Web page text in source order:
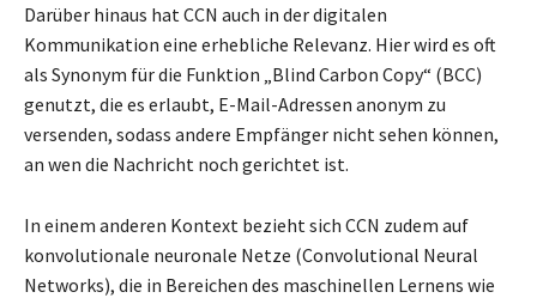
Darüber hinaus hat CCN auch in der digitalen
Kommunikation eine erhebliche Relevanz. Hier wird es oft
als Synonym für die Funktion „Blind Carbon Copy“ (BCC)
genutzt, die es erlaubt, E-Mail-Adressen anonym zu
versenden, sodass andere Empfänger nicht sehen können,
an wen die Nachricht noch gerichtet ist.
In einem anderen Kontext bezieht sich CCN zudem auf
konvolutionale neuronale Netze (Convolutional Neural
Networks), die in Bereichen des maschinellen Lernens wie